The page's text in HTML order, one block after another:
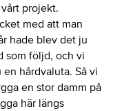
projekt.
med att man
hade blev det ju
som följd, och vi
hårdvaluta. Så vi
en stor damm på
här längs